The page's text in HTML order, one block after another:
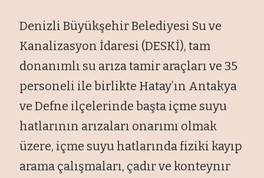
Denizli Büyükşehir Belediyesi Su ve
Kanalizasyon İdaresi (DESKİ), tam
donanımlı su arıza tamir araçları ve 35
personeli ile birlikte Hatay’ın Antakya
ve Defne ilçelerinde başta içme suyu
hatlarının arızaları onarımı olmak
üzere, içme suyu hatlarında fiziki kayıp
arama çalışmaları, çadır ve konteynır